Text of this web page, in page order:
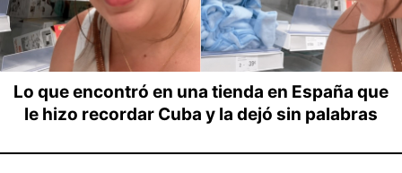
Lo que encontró en una tienda en España que
le hizo recordar Cuba y la dejó sin palabras